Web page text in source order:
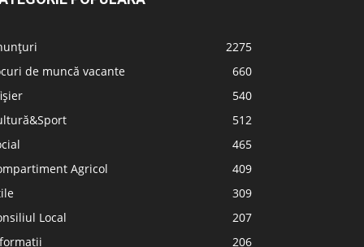
2275
de muncă vacante
660
540
512
465
Agricol
409
309
Local
207
206